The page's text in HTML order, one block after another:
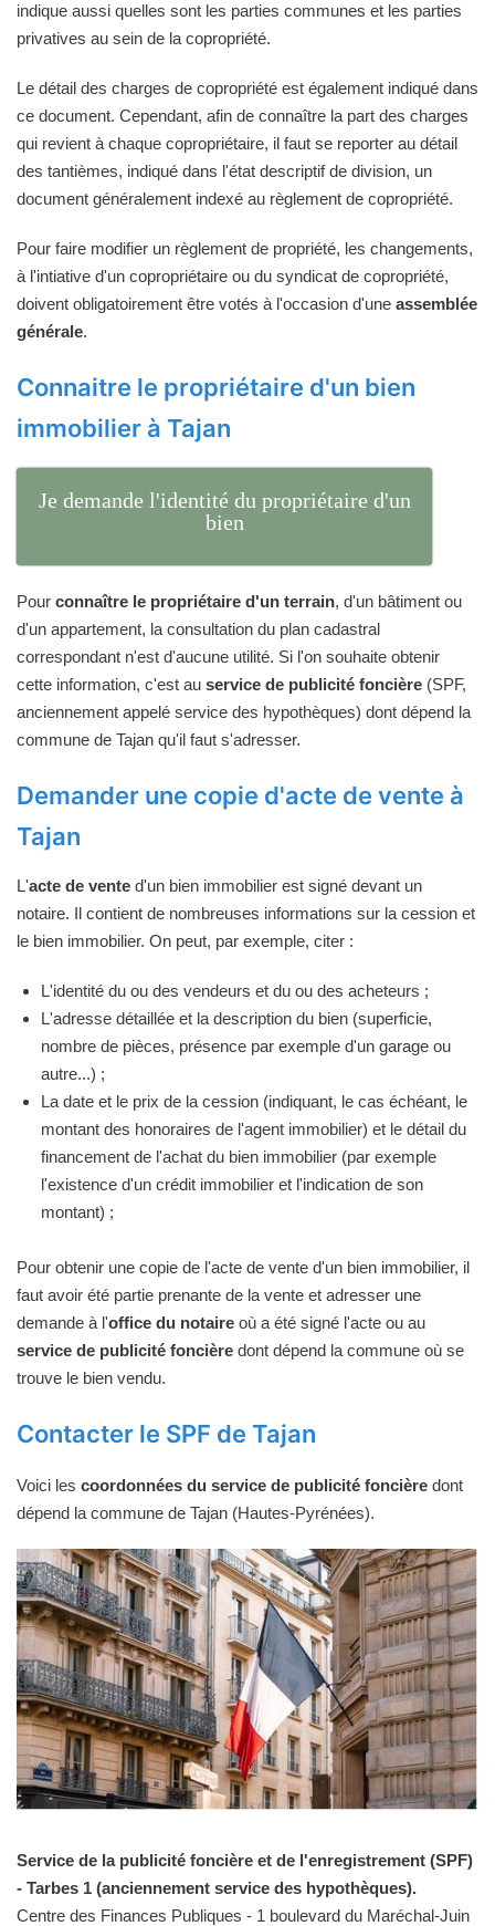
indique aussi quelles sont les parties communes et les parties
privatives au sein de la copropriété.
Le détail des charges de copropriété est également indiqué dans
ce document. Cependant, afin de connaître la part des charges
qui revient à chaque copropriétaire, il faut se reporter au détail
des tantièmes, indiqué dans l'état descriptif de division, un
document généralement indexé au règlement de copropriété.
Pour faire modifier un règlement de propriété, les changements,
à l'intiative d'un copropriétaire ou du syndicat de copropriété,
doivent obligatoirement être votés à l'occasion d'une assemblée
générale.
Connaitre le propriétaire d'un bien
immobilier à Tajan
Je demande l'identité du propriétaire d'un
bien
Pour connaître le propriétaire d'un terrain, d'un bâtiment ou
d'un appartement, la consultation du plan cadastral
correspondant n'est d'aucune utilité. Si l'on souhaite obtenir
cette information, c'est au service de publicité foncière (SPF,
anciennement appelé service des hypothèques) dont dépend la
commune de Tajan qu'il faut s'adresser.
Demander une copie d'acte de vente à
Tajan
L'acte de vente d'un bien immobilier est signé devant un
notaire. Il contient de nombreuses informations sur la cession et
le bien immobilier. On peut, par exemple, citer :
L'identité du ou des vendeurs et du ou des acheteurs ;
L'adresse détaillée et la description du bien (superficie,
nombre de pièces, présence par exemple d'un garage ou
autre...) ;
La date et le prix de la cession (indiquant, le cas échéant, le
montant des honoraires de l'agent immobilier) et le détail du
financement de l'achat du bien immobilier (par exemple
l'existence d'un crédit immobilier et l'indication de son
montant) ;
Pour obtenir une copie de l'acte de vente d'un bien immobilier, il
faut avoir été partie prenante de la vente et adresser une
demande à l'office du notaire où a été signé l'acte ou au
service de publicité foncière dont dépend la commune où se
trouve le bien vendu.
Contacter le SPF de Tajan
Voici les coordonnées du service de publicité foncière dont
dépend la commune de Tajan (Hautes-Pyrénées).
Service de la publicité foncière et de l'enregistrement (SPF)
- Tarbes 1 (anciennement service des hypothèques).
Centre des Finances Publiques - 1 boulevard du Maréchal-Juin